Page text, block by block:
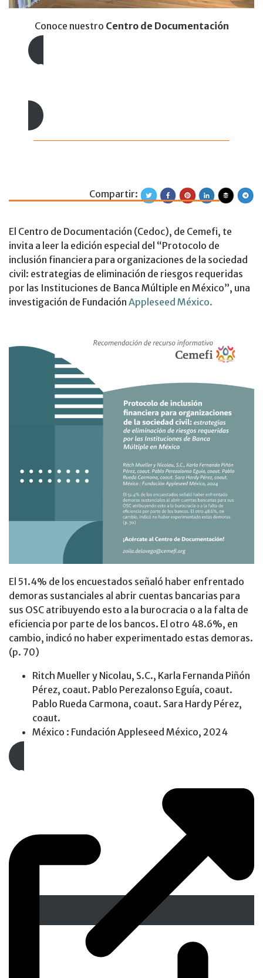
Conoce nuestro Centro de Documentación
Lecturas recomendadas
Te invitamos a
Compartir:
El Centro de Documentación (Cedoc), de Cemefi, te
invita a leer la edición especial del “Protocolo de
inclusión financiera para organizaciones de la sociedad
civil: estrategias de eliminación de riesgos requeridas
por las Instituciones de Banca Múltiple en México”, una
investigación de Fundación Appleseed México.
El 51.4% de los encuestados señaló haber enfrentado
demoras sustanciales al abrir cuentas bancarias para
sus OSC atribuyendo esto a la burocracia o a la falta de
eficiencia por parte de los bancos. El otro 48.6%, en
cambio, indicó no haber experimentado estas demoras.
(p. 70)
Ritch Mueller y Nicolau, S.C., Karla Fernanda Piñón
Pérez, coaut. Pablo Perezalonso Eguía, coaut.
Pablo Rueda Carmona, coaut. Sara Hardy Pérez,
coaut.
México : Fundación Appleseed México, 2024
Leer documento